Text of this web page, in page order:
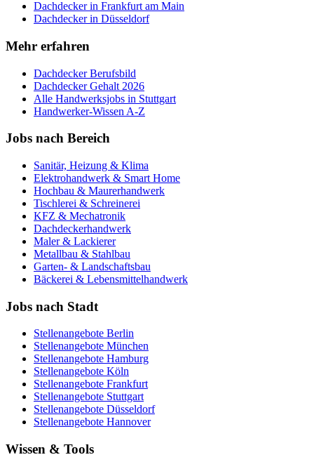
Dachdeckerin Frankfurt am Main
Dachdeckerin Düsseldorf
Mehr erfahren
DachdeckerBerufsbild
DachdeckerGehalt 2026
Alle Handwerksjobs in Stuttgart
Handwerker-Wissen A-Z
Jobs nach Bereich
Sanitär, Heizung & Klima
Elektrohandwerk & Smart Home
Hochbau & Maurerhandwerk
Tischlerei & Schreinerei
KFZ & Mechatronik
Dachdeckerhandwerk
Maler & Lackierer
Metallbau & Stahlbau
Garten- & Landschaftsbau
Bäckerei & Lebensmittelhandwerk
Jobs nach Stadt
Stellenangebote Berlin
Stellenangebote München
Stellenangebote Hamburg
Stellenangebote Köln
Stellenangebote Frankfurt
Stellenangebote Stuttgart
Stellenangebote Düsseldorf
Stellenangebote Hannover
Wissen & Tools